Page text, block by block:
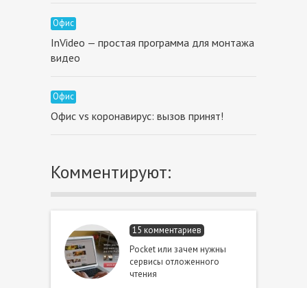
Офис
InVideo — простая программа для монтажа
видео
Офис
Офис vs коронавирус: вызов принят!
Комментируют:
15 комментариев
Pocket или зачем нужны
сервисы отложенного
чтения